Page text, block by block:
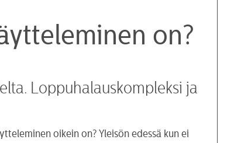
on?
Loppuhalauskompleksi ja
oikein on? Yleisön edessä kun ei